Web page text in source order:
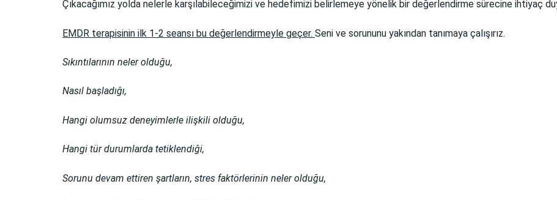
Çıkacağımız yolda nelerle karşılabileceğimizi ve hedefimizi belirlemeye yönelik bir değerlendirme sürecine ihtiyaç
EMDR terapisinin ilk 1-2 seansı bu değerlendirmeyle geçer. Seni ve sorununu yakından tanımaya çalışırız.
Sıkıntılarının neler olduğu,
Nasıl başladığı,
Hangi olumsuz deneyimlerle ilişkili olduğu,
Hangi tür durumlarda tetiklendiği,
Sorunu devam ettiren şartların, stres faktörlerinin neler olduğu,